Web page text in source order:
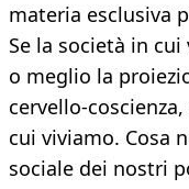
materia esclusiva
Se la società in
o meglio la
cervello-
cui viviamo. Cosa
sociale dei nostri